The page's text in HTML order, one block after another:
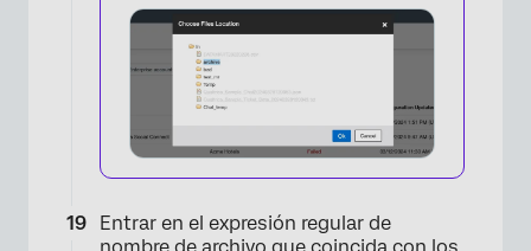
×
Entrar en el expresión regular de